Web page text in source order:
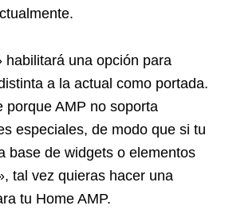
habilitará una opción para
a la actual como portada.
porque AMP no soporta
especiales, de modo que si tu
base de widgets o elementos
tal vez quieras hacer una
tu Home AMP.